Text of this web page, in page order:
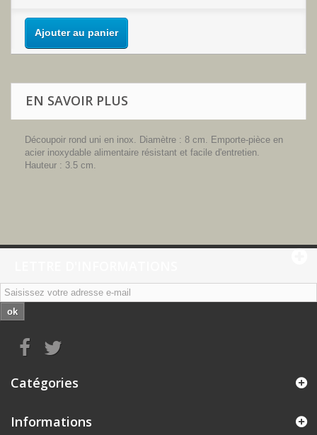
Ajouter au panier
EN SAVOIR PLUS
Découpoir rond uni en inox. Diamètre : 8 cm. Emporte-pièce en
acier inoxydable alimentaire résistant et facile d'entretien.
Hauteur : 3.5 cm.
ok
Catégories
Informations